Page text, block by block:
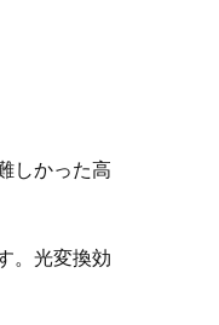
しかった高
。光変換効